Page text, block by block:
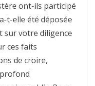
ont-ils participé
t-elle été déposée
sur votre diligence
ces faits
de croire,